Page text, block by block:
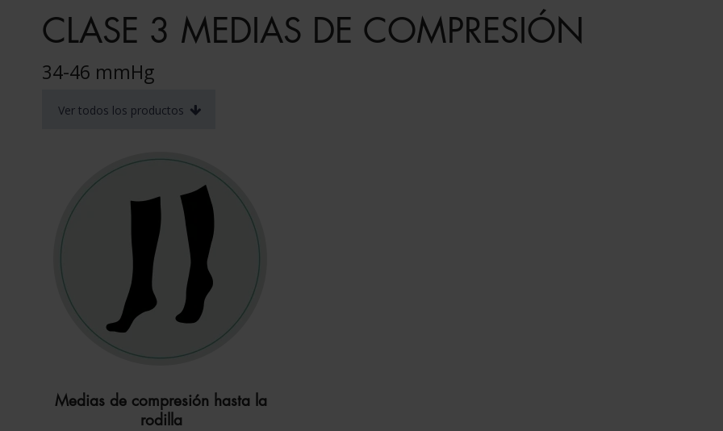
CLASE 3 MEDIAS DE COMPRESIÓN
34-46 mmHg
Ver todos los productos
Medias de compresión hasta la
rodilla